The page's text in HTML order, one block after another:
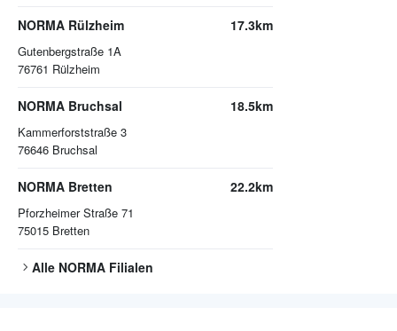
NORMA Rülzheim
Gutenbergstraße 1A
76761 Rülzheim
17.3km
NORMA Bruchsal
Kammerforststraße 3
76646 Bruchsal
18.5km
NORMA Bretten
Pforzheimer Straße 71
75015 Bretten
22.2km
Alle NORMA Filialen